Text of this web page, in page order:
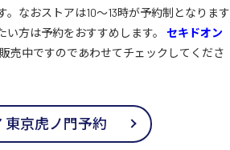
なおストアは10～13時が予約制となります
方は予約をおすすめします。 セキドオン
売中ですのであわせてチェックしてくださ
東京虎ノ門予約